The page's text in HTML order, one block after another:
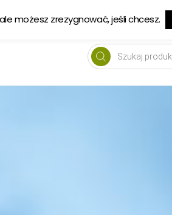
→
Wyszukiwarka
produktów
możesz zrezygnować, jeśli chcesz.